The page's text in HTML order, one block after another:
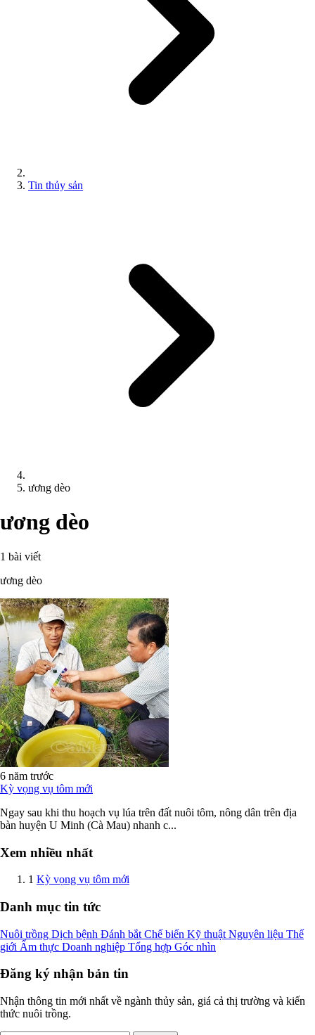
Tin thủy sản
ương dèo
ương dèo
1 bài viết
ương dèo
6 năm trước
Kỳ vọng vụ tôm mới
Ngay sau khi thu hoạch vụ lúa trên đất nuôi tôm, nông dân trên địa
bàn huyện U Minh (Cà Mau) nhanh c...
Xem nhiều nhất
1 Kỳ vọng vụ tôm mới
Danh mục tin tức
Nuôi trồng Dịch bệnh Đánh bắt Chế biến Kỹ thuật Nguyên liệu Thế
giới Ẩm thực Doanh nghiệp Tổng hợp Góc nhìn
Đăng ký nhận bản tin
Nhận thông tin mới nhất về ngành thủy sản, giá cả thị trường và kiến
thức nuôi trồng.